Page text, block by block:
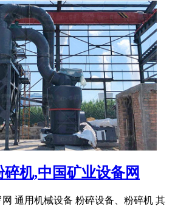
机,中国矿业设备网
通用机械设备 粉碎设备、粉碎机 其